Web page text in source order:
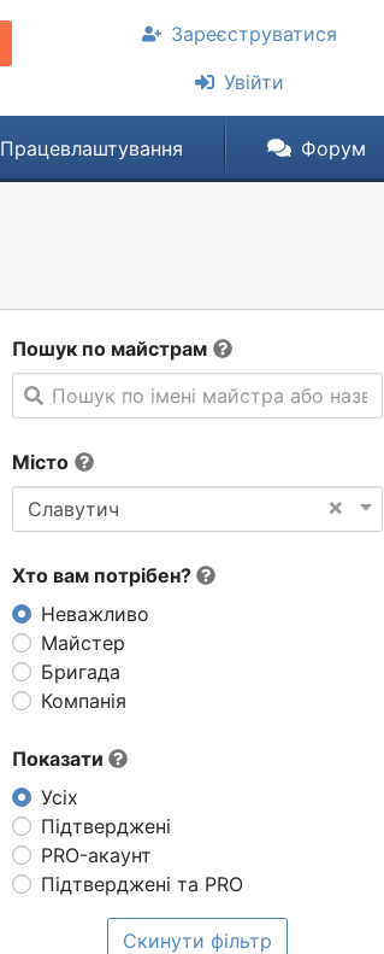
Зареєструватися
Увійти
Працевлаштування Форум
Пошук по майстрам
Пошук по імені майстра або назві
Місто
×
Славутич
Хто вам потрібен?
Неважливо
Майстер
Бригада
Компанія
Показати
Усіх
Підтверджені
PRO-акаунт
Підтверджені та PRO
Скинути фільтр